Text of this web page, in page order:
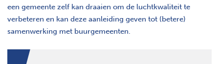
een gemeente zelf kan draaien om de luchtkwaliteit te
verbeteren en kan deze aanleiding geven tot (betere)
samenwerking met buurgemeenten.